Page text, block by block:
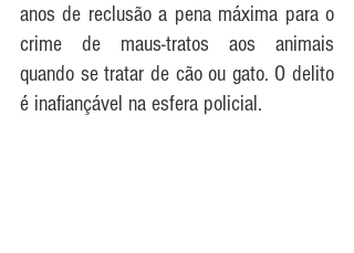
anos de reclusão a pena máxima para o
crime de maus-tratos aos animais
quando se tratar de cão ou gato. O delito
é inafiançável na esfera policial.